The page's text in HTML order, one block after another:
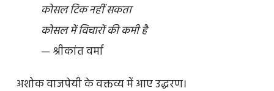
कोसल टिक नहीं सकता
कोसल में विचारों की कमी है
— श्रीकांत वर्मा
अशोक वाजपेयी के वक्तव्य में आए उद्धरण।